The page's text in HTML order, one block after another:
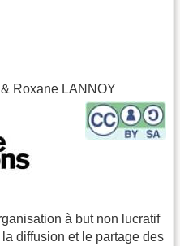
Roxane LANNOY
à but non lucratif
diffusion et le partage des